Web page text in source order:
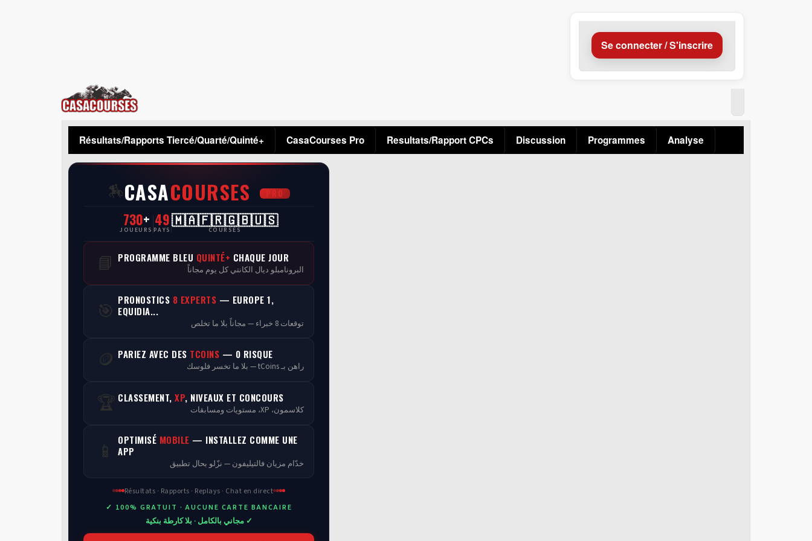
CasaCourses
Se connecter / S'inscrire
Résultats/Rapports Tiercé/Quarté/Quinté+ CasaCourses Pro Resultats/Rapport CPCs Discussion Programmes Analyse
🏇CASACOURSES PRO
730+
JOUEURS
49
PAYS
🇲🇦🇫🇷🇬🇧🇺🇸
COURSES
📘 PROGRAMME BLEU QUINTÉ+ CHAQUE JOUR
البرونامبلو ديال الكانتي كل يوم مجاناً
🎯 PRONOSTICS 8 EXPERTS — EUROPE 1,
EQUIDIA...
توقعات 8 خبراء — مجاناً بلا ما تخلص
🪙 PARIEZ AVEC DES TCOINS — 0 RISQUE
راهن بـ tCoins — بلا ما تخسر فلوسك
🏆 CLASSEMENT, XP, NIVEAUX ET CONCOURS
كلاسمون، XP، مستويات ومسابقات
📱 OPTIMISÉ MOBILE — INSTALLEZ COMME UNE
APP
خدّام مزيان فالتيليفون — نزّلو بحال تطبيق
Résultats · Rapports · Replays · Chat en direct
✓ 100% GRATUIT · AUCUNE CARTE BANCAIRE
✓ مجاني بالكامل · بلا كارطة بنكية